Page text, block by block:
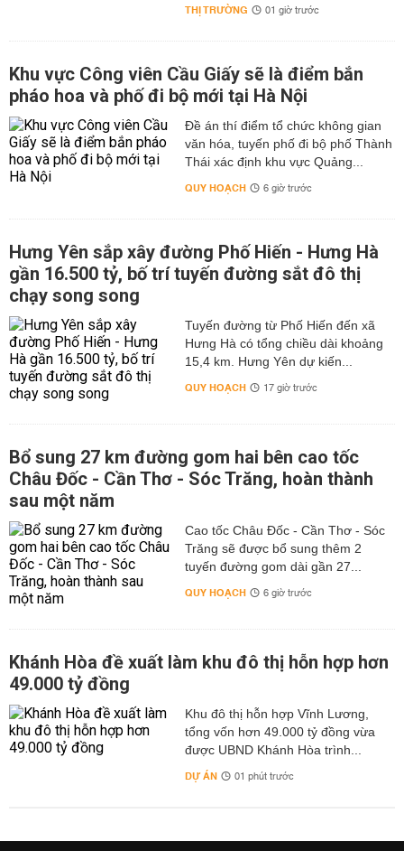
THỊ TRƯỜNG 01 giờ trước
Khu vực Công viên Cầu Giấy sẽ là điểm bắn
pháo hoa và phố đi bộ mới tại Hà Nội
Đề án thí điểm tổ chức không gian
văn hóa, tuyến phố đi bộ phố Thành
Thái xác định khu vực Quảng...
QUY HOẠCH 6 giờ trước
Hưng Yên sắp xây đường Phố Hiến - Hưng Hà
gần 16.500 tỷ, bố trí tuyến đường sắt đô thị
chạy song song
Tuyến đường từ Phố Hiến đến xã
Hưng Hà có tổng chiều dài khoảng
15,4 km. Hưng Yên dự kiến...
QUY HOẠCH 17 giờ trước
Bổ sung 27 km đường gom hai bên cao tốc
Châu Đốc - Cần Thơ - Sóc Trăng, hoàn thành
sau một năm
Cao tốc Châu Đốc - Cần Thơ - Sóc
Trăng sẽ được bổ sung thêm 2
tuyến đường gom dài gần 27...
QUY HOẠCH 6 giờ trước
Khánh Hòa đề xuất làm khu đô thị hỗn hợp hơn
49.000 tỷ đồng
Khu đô thị hỗn hợp Vĩnh Lương,
tổng vốn hơn 49.000 tỷ đồng vừa
được UBND Khánh Hòa trình...
DỰ ÁN 01 phút trước